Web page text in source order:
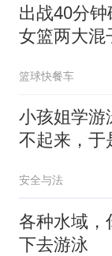
出战40分钟
女篮两大混
篮球快餐车
小孩姐学游
不起来，于
姐笑死了
安全与法
各种水域，
下去游泳